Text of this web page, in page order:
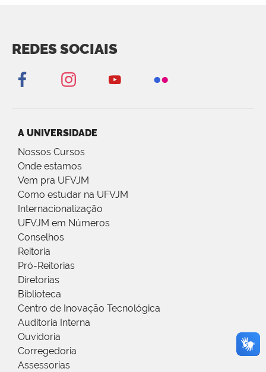
REDES SOCIAIS
A UNIVERSIDADE
Nossos Cursos
Onde estamos
Vem pra UFVJM
Como estudar na UFVJM
Internacionalização
UFVJM em Números
Conselhos
Reitoria
Pró-Reitorias
Diretorias
Biblioteca
Centro de Inovação Tecnológica
Auditoria Interna
Ouvidoria
Corregedoria
Assessorias